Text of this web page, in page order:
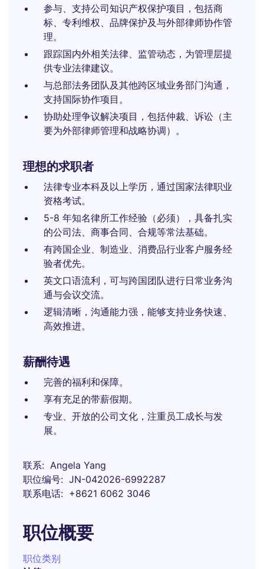
参与、支持公司知识产权保护项目，包括商
标、专利维权、品牌保护及与外部律师协作管
理。
跟踪国内外相关法律、监管动态，为管理层提
供专业法律建议。
与总部法务团队及其他跨区域业务部门沟通，
支持国际协作项目。
协助处理争议解决项目，包括仲裁、诉讼（主
要为外部律师管理和战略协调）。
理想的求职者
法律专业本科及以上学历，通过国家法律职业
资格考试。
5-8 年知名律所工作经验（必须），具备扎实
的公司法、商事合同、合规等常法基础。
有跨国企业、制造业、消费品行业客户服务经
验者优先。
英文口语流利，可与跨国团队进行日常业务沟
通与会议交流。
逻辑清晰，沟通能力强，能够支持业务快速、
高效推进。
薪酬待遇
完善的福利和保障。
享有充足的带薪假期。
专业、开放的公司文化，注重员工成长与发
展。
联系
Angela Yang
职位编号
JN-042026-6992287
联系电话
+8621 6062 3046
职位概要
职位类别